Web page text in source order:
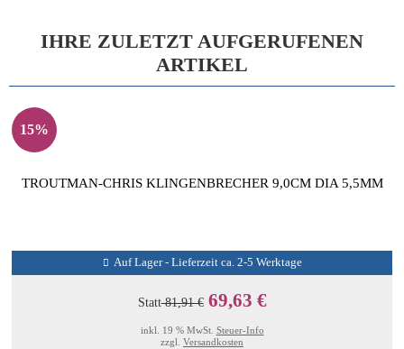
IHRE ZULETZT AUFGERUFENEN
ARTIKEL
15%
TROUTMAN-CHRIS KLINGENBRECHER 9,0CM DIA 5,5MM
Auf Lager - Lieferzeit ca. 2-5 Werktage
Statt81,91 € 69,63 €
inkl. 19 % MwSt. Steuer-Info
zzgl. Versandkosten